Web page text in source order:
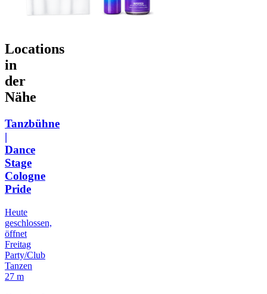
Locations
in
der
Nähe
Tanzbühne
|
Dance
Stage
Cologne
Pride
Heute
geschlossen,
öffnet
Freitag
Party/Club
Tanzen
27 m